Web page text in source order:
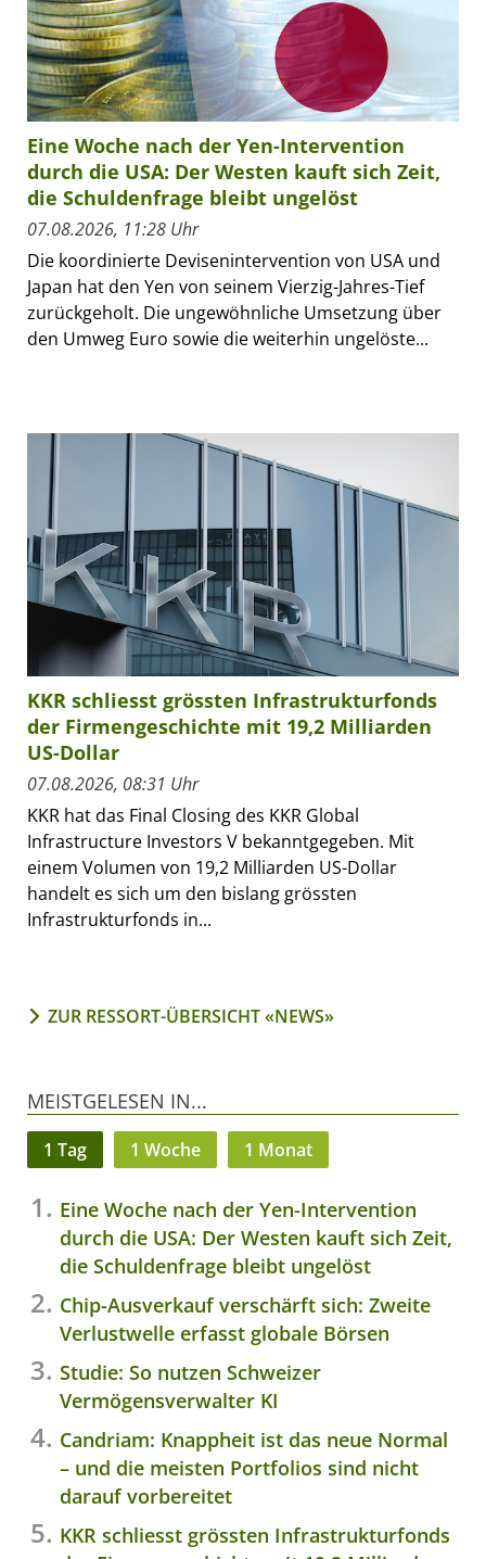
Eine Woche nach der Yen-Intervention
durch die USA: Der Westen kauft sich Zeit,
die Schuldenfrage bleibt ungelöst
07.08.2026, 11:28 Uhr
Die koordinierte Devisenintervention von USA und
Japan hat den Yen von seinem Vierzig-Jahres-Tief
zurückgeholt. Die ungewöhnliche Umsetzung über
den Umweg Euro sowie die weiterhin ungelöste...
KKR schliesst grössten Infrastrukturfonds
der Firmengeschichte mit 19,2 Milliarden
US-Dollar
07.08.2026, 08:31 Uhr
KKR hat das Final Closing des KKR Global
Infrastructure Investors V bekanntgegeben. Mit
einem Volumen von 19,2 Milliarden US-Dollar
handelt es sich um den bislang grössten
Infrastrukturfonds in...
ZUR RESSORT-ÜBERSICHT «NEWS»
MEISTGELESEN IN...
1 Tag 1 Woche 1 Monat
Eine Woche nach der Yen-Intervention
durch die USA: Der Westen kauft sich Zeit,
die Schuldenfrage bleibt ungelöst
Chip-Ausverkauf verschärft sich: Zweite
Verlustwelle erfasst globale Börsen
Studie: So nutzen Schweizer
Vermögensverwalter KI
Candriam: Knappheit ist das neue Normal
– und die meisten Portfolios sind nicht
darauf vorbereitet
KKR schliesst grössten Infrastrukturfonds